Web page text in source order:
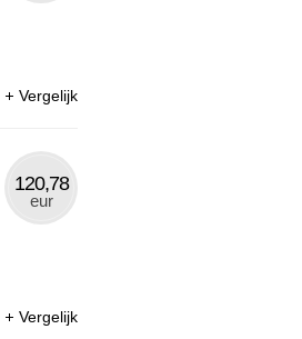
Vergelijk
120,78
eur
Vergelijk